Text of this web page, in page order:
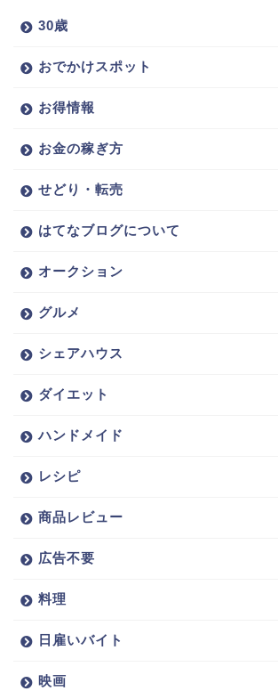
30歳
おでかけスポット
お得情報
お金の稼ぎ方
せどり・転売
はてなブログについて
オークション
グルメ
シェアハウス
ダイエット
ハンドメイド
レシピ
商品レビュー
広告不要
料理
日雇いバイト
映画